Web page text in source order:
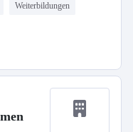
Weiterbildungen